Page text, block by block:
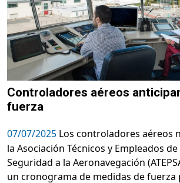
Controladores aéreos
fuerza
07/07/2025 Los controladores aéreos
la Asociación Técnicos y Empleados
Seguridad a la Aeronavegación
un cronograma de medidas de fuerza